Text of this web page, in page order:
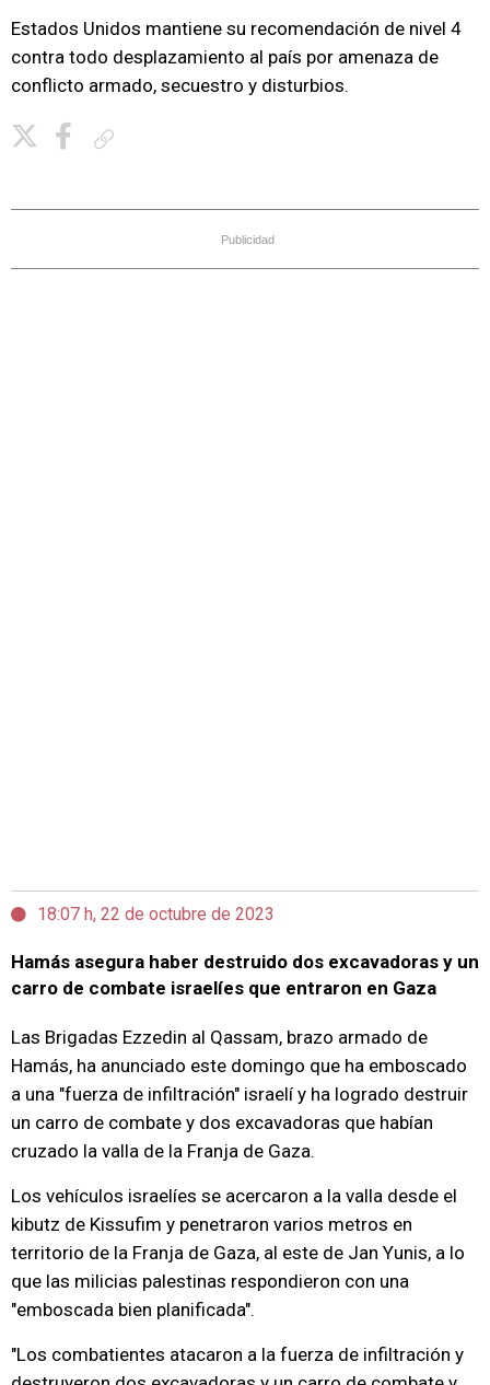
Estados Unidos mantiene su recomendación de nivel 4
contra todo desplazamiento al país por amenaza de
conflicto armado, secuestro y disturbios.
Publicidad
18:07 h, 22 de octubre de 2023
Hamás asegura haber destruido dos excavadoras y un
carro de combate israelíes que entraron en Gaza
Las Brigadas Ezzedin al Qassam, brazo armado de
Hamás, ha anunciado este domingo que ha emboscado
a una "fuerza de infiltración" israelí y ha logrado destruir
un carro de combate y dos excavadoras que habían
cruzado la valla de la Franja de Gaza.
Los vehículos israelíes se acercaron a la valla desde el
kibutz de Kissufim y penetraron varios metros en
territorio de la Franja de Gaza, al este de Jan Yunis, a lo
que las milicias palestinas respondieron con una
"emboscada bien planificada".
"Los combatientes atacaron a la fuerza de infiltración y